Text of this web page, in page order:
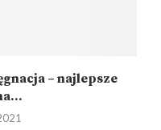
– najlepsze